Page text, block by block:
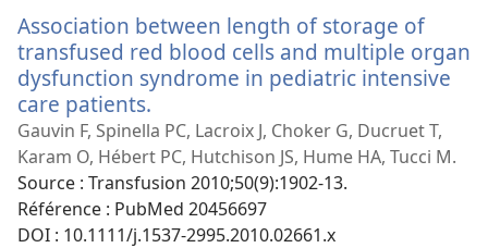
fenêtre)
Association between length of storage of
transfused red blood cells and multiple organ
dysfunction syndrome in pediatric intensive
care patients.
une
nouvelle
fenêtre)
Gauvin F, Spinella PC, Lacroix J, Choker G, Ducruet T,
Karam O, Hébert PC, Hutchison JS, Hume HA, Tucci M.
Source ‎: Transfusion 2010;50(9):1902-13.
Référence ‎: PubMed 20456697
DOI ‎: 10.1111/j.1537-2995.2010.02661.x